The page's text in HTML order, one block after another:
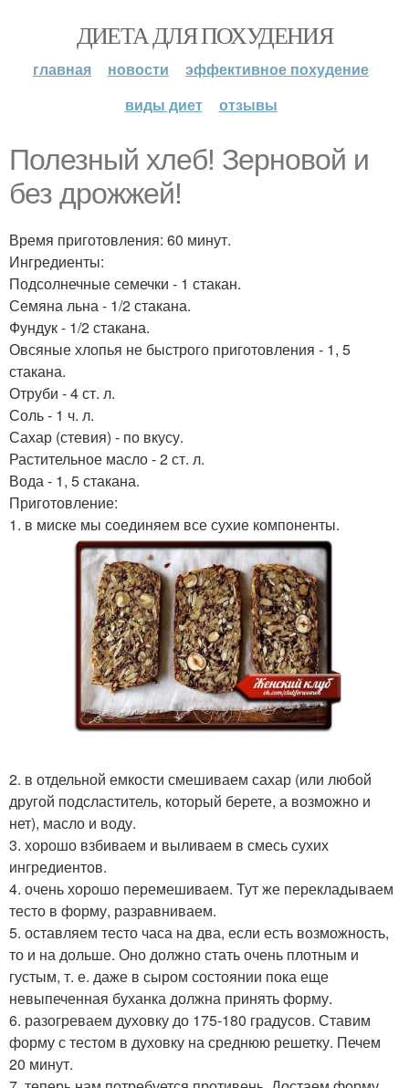
ДИЕТА ДЛЯ ПОХУДЕНИЯ
главная новости
эффективное похудение
виды диет
отзывы
Полезный хлеб! Зерновой и
без дрожжей!
Время приготовления: 60 минут.
Ингредиенты:
Подсолнечные семечки - 1 стакан.
Семяна льна - 1/2 стакана.
Фундук - 1/2 стакана.
Овсяные хлопья не быстрого приготовления - 1, 5
стакана.
Отруби - 4 ст. л.
Соль - 1 ч. л.
Сахар (стевия) - по вкусу.
Растительное масло - 2 ст. л.
Вода - 1, 5 стакана.
Приготовление:
1. в миске мы соединяем все сухие компоненты.
2. в отдельной емкости смешиваем сахар (или любой
другой подсластитель, который берете, а возможно и
нет), масло и воду.
3. хорошо взбиваем и выливаем в смесь сухих
ингредиентов.
4. очень хорошо перемешиваем. Тут же перекладываем
тесто в форму, разравниваем.
5. оставляем тесто часа на два, если есть возможность,
то и на дольше. Оно должно стать очень плотным и
густым, т. е. даже в сыром состоянии пока еще
невыпеченная буханка должна принять форму.
6. разогреваем духовку до 175-180 градусов. Ставим
форму с тестом в духовку на среднюю решетку. Печем
20 минут.